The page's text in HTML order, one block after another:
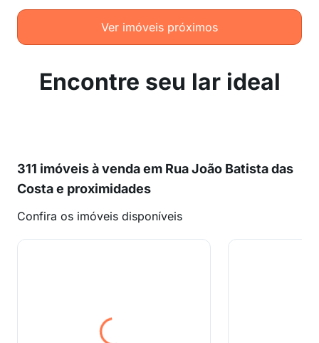
Ver imóveis próximos
Encontre seu lar ideal
311 imóveis à venda em Rua João Batista das
Costa e proximidades
Confira os imóveis disponíveis